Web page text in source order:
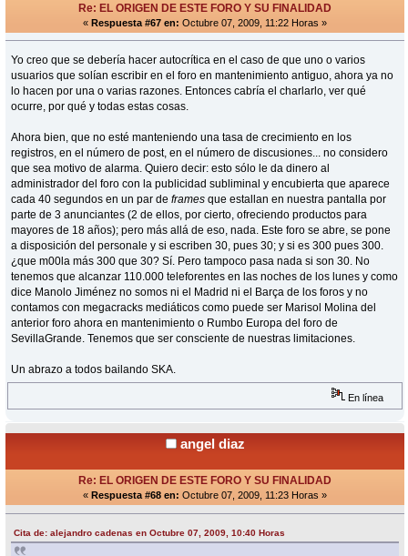
Re: EL ORIGEN DE ESTE FORO Y SU FINALIDAD
« Respuesta #67 en: Octubre 07, 2009, 11:22 Horas »
Yo creo que se debería hacer autocrítica en el caso de que uno o varios
usuarios que solían escribir en el foro en mantenimiento antiguo, ahora ya no
lo hacen por una o varias razones. Entonces cabría el charlarlo, ver qué
ocurre, por qué y todas estas cosas.
Ahora bien, que no esté manteniendo una tasa de crecimiento en los
registros, en el número de post, en el número de discusiones... no considero
que sea motivo de alarma. Quiero decir: esto sólo le da dinero al
administrador del foro con la publicidad subliminal y encubierta que aparece
cada 40 segundos en un par deframes que estallan en nuestra pantalla por
parte de 3 anunciantes (2 de ellos, por cierto, ofreciendo productos para
mayores de 18 años); pero más allá de eso, nada. Este foro se abre, se pone
a disposición del personale y si escriben 30, pues 30; y si es 300 pues 300.
¿que m00la más 300 que 30? Sí. Pero tampoco pasa nada si son 30. No
tenemos que alcanzar 110.000 teleforentes en las noches de los lunes y como
dice Manolo Jiménez no somos ni el Madrid ni el Barça de los foros y no
contamos con megacracks mediáticos como puede ser Marisol Molina del
anterior foro ahora en mantenimiento o Rumbo Europa del foro de
SevillaGrande. Tenemos que ser consciente de nuestras limitaciones.
Un abrazo a todos bailando SKA.
En línea
angel diaz
Re: EL ORIGEN DE ESTE FORO Y SU FINALIDAD
« Respuesta #68 en: Octubre 07, 2009, 11:23 Horas »
Cita de: alejandro cadenas en Octubre 07, 2009, 10:40 Horas